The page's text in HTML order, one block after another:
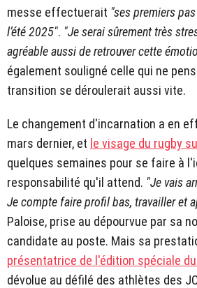
messe effectuerait "ses premiers
l’été 2025". "Je serai sûrement très
agréable aussi de retrouver cette
également souligné celle qui ne
transition se déroulerait aussi vite.
Le changement d'incarnation a en
mars dernier, et le visage du rugby
quelques semaines pour se faire à
responsabilité qu'il attend. "Je vais
Je compte faire profil bas, travailler et
Paloise, prise au dépourvue par sa
candidate au poste. Mais sa
présentatrice de l'édition spéciale
dévolue au défilé des athlètes des